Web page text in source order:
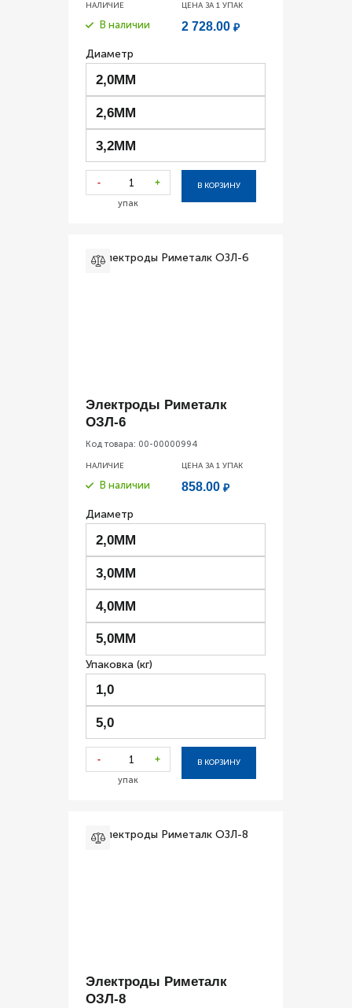
НАЛИЧИЕ
В наличии
ЦЕНА ЗА 1 УПАК
2 728.00 ₽
Диаметр
2,0ММ
2,6ММ
3,2ММ
- +
упак
В КОРЗИНУ
Электроды Риметалк
ОЗЛ-6
Код товара: 00-00000994
НАЛИЧИЕ
В наличии
ЦЕНА ЗА 1 УПАК
858.00 ₽
Диаметр
2,0ММ
3,0ММ
4,0ММ
5,0ММ
Упаковка (кг)
1,0
5,0
- +
упак
В КОРЗИНУ
Электроды Риметалк
ОЗЛ-8